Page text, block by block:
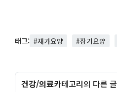
태그: #재가요양 #장기요양
건강/의료카테고리의 다른 글